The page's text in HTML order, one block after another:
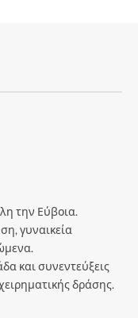
την Εύβοια.
γυναικεία
και συνεντεύξεις
δράσης.